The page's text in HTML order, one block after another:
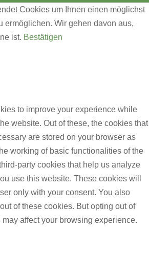
Cookies um Ihnen einen möglichst
ermöglichen. Wir gehen davon aus,
ist. Bestätigen
to improve your experience while
website. Out of these, the cookies that
are stored on your browser as
working of basic functionalities of the
party cookies that help us analyze
use this website. These cookies will
only with your consent. You also
of these cookies. But opting out of
affect your browsing experience.